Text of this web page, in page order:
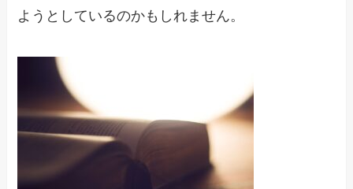
ようとしているのかもしれません。